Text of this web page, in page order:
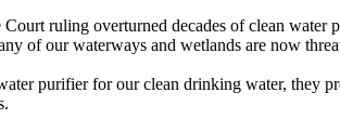
Court ruling overturned decades of clean water
of our waterways and wetlands are now
purifier for our clean drinking water, they